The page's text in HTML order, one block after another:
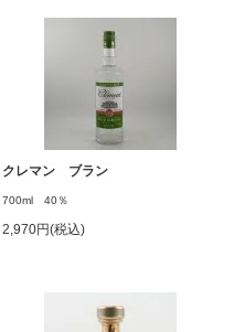
クレマン ブラン
700ml 40％
2,970円(税込)